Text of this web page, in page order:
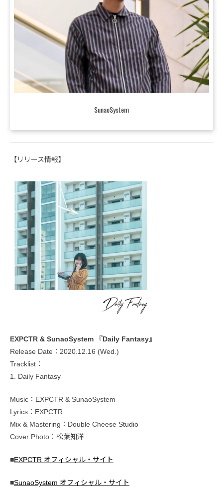
SunaoSystem
【リリース情報】
EXPCTR & SunaoSystem 『Daily Fantasy』
Release Date：2020.12.16 (Wed.)
Tracklist：
1. Daily Fantasy
Music：EXPCTR & SunaoSystem
Lyrics：EXPCTR
Mix & Mastering：Double Cheese Studio
Cover Photo：松葉知洋
■EXPCTR オフィシャル・サイト
■SunaoSystem オフィシャル・サイト